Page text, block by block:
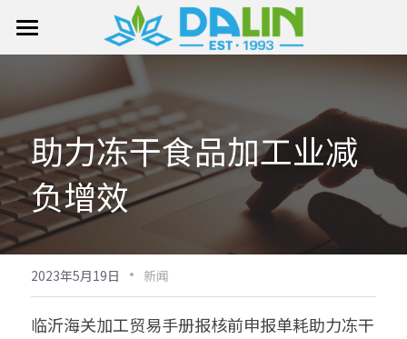
首页 HOME
关于我们 ABOUT
产品展示 PRODUCT
企业动态 NEWS
联系我们 CONTACT US
助力冻干食品加工业减
负增效
2023年5月19日 · 新闻
临沂海关加工贸易手册报核前申报单耗助力冻干